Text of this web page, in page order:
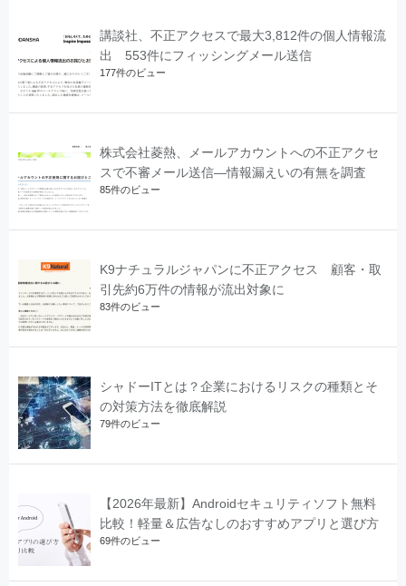
講談社、不正アクセスで最大3,812件の個人情報流
出 553件にフィッシングメール送信
177件のビュー
株式会社菱熱、メールアカウントへの不正アクセ
スで不審メール送信―情報漏えいの有無を調査
85件のビュー
K9ナチュラルジャパンに不正アクセス 顧客・取
引先約6万件の情報が流出対象に
83件のビュー
シャドーITとは？企業におけるリスクの種類とそ
の対策方法を徹底解説
79件のビュー
【2026年最新】Androidセキュリティソフト無料
比較！軽量＆広告なしのおすすめアプリと選び方
69件のビュー